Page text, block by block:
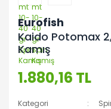
Eurofish
Kaido Potomax
Kamış
1.880,16 TL
Kategori